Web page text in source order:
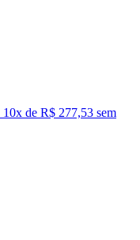
10x de R$ 277,53 sem